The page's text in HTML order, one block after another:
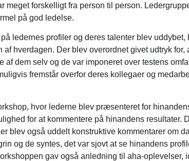
meget forskelligt fra person til person.
på god ledelse.
ledernes profiler og deres talenter blev
hverdagen. Der blev overordnet givet udtryk for,
af dem selv og de var imponeret over testens
fremstår overfor deres kollegaer og
hvor lederne blev præsenteret for
for at kommentere på hinandens resultater.
blev også uddelt konstruktive kommentarer om
og de syntes, det var sjovt at se hinandens
gav også anledning til aha-oplevelser,